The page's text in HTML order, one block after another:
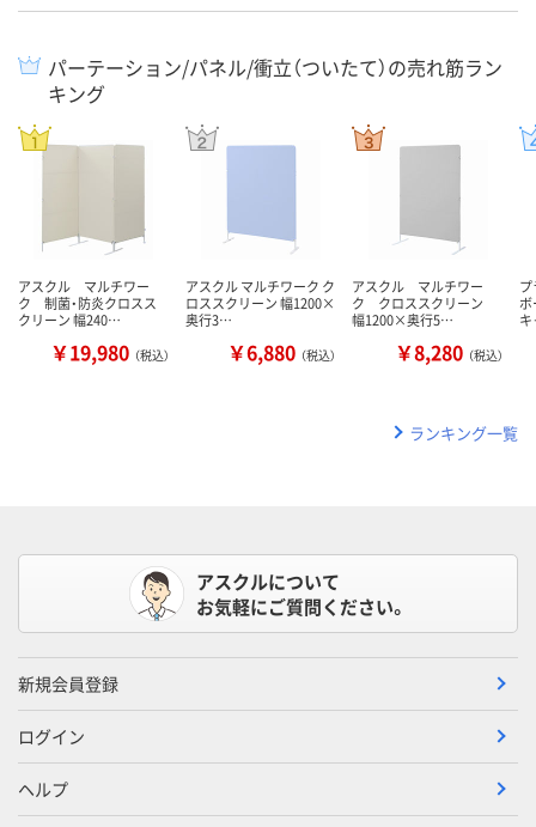
パーテーション/パネル/衝立（ついたて）の売れ筋ラン
キング
アスクル マルチワー
ク 制菌・防炎クロスス
クリーン 幅240…
￥19,980 （税込）
アスクル マルチワーク ク
ロススクリーン 幅1200×
奥行3…
￥6,880 （税込）
アスクル マルチワー
ク クロススクリーン
幅1200×奥行5…
￥8,280 （税込）
ボ
ランキング一覧
アスクルについて
お気軽にご質問ください。
新規会員登録
ログイン
ヘルプ